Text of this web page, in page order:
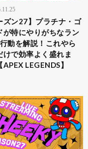
ズン27】プラチナ・ゴ
が特にやりがちなラン
動を解説！これやら
けで効率よく盛れま
LEGENDS】